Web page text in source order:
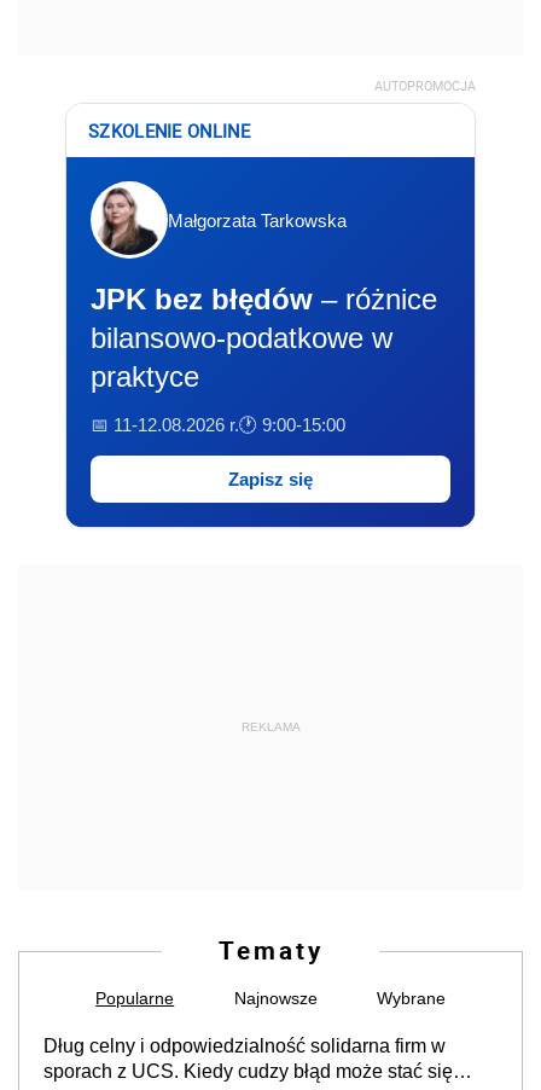
AUTOPROMOCJA
SZKOLENIE ONLINE
Małgorzata Tarkowska
JPK bez błędów – różnice
bilansowo-podatkowe w
praktyce
📅 11-12.08.2026 r.🕐 9:00-15:00
Zapisz się
REKLAMA
Tematy
Popularne Najnowsze Wybrane
Dług celny i odpowiedzialność solidarna firm w
sporach z UCS. Kiedy cudzy błąd może stać się